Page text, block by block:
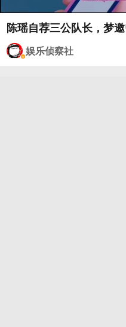
陈瑶自荐三公队长，梦
娱乐侦察社